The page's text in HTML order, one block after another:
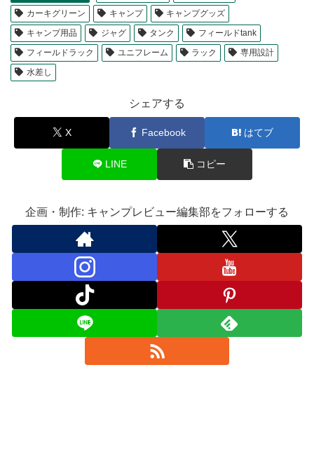
カーキグリーン
キャンプ
キャンプグッズ
キャンプ用品
ジャグ タンク
フィールドtank
フィールドラック
ユニフレーム ラック
専用設計
水差し
シェアする
X Facebook はてブ
LINE コピー
企画・制作: キャンプレビュー編集部をフォローする